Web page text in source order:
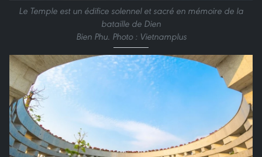
Le Temple est un édifice solennel et sacré en mémoire de la
bataille de Dien
Bien Phu. Photo : Vietnamplus